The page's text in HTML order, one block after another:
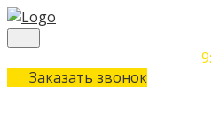
Заказать звонок